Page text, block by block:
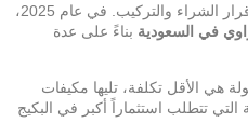
تعتبر التكلفة عاملاً حاسماً عند اتخاذ قرار الشراء والتركيب. في عام 2025،
في السعودية بناءً على عدة
هي الأقل تكلفة، تليها مكيفات
التي تتطلب استثماراً أكبر في البكيج